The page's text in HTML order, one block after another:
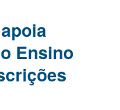
Ensino